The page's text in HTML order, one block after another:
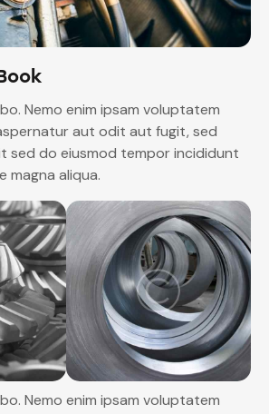
Nemo enim ipsam voluptatem
aut odit aut fugit, sed
sed do eiusmod tempor incididunt
magna aliqua.
Nemo enim ipsam voluptatem